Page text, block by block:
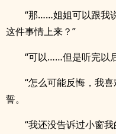
“那……姐姐可以跟我
这件事情上来？”
“可以……但是听完以
“怎么可能反悔，我
誓。
“我还没告诉过小窗